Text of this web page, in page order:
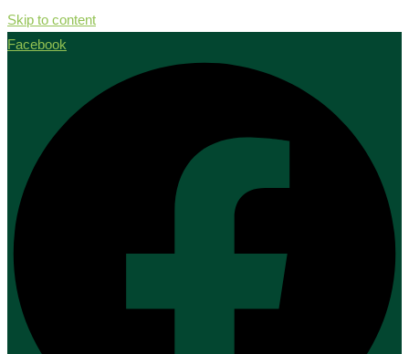
Skip to content
Facebook